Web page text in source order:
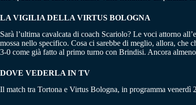
LA VIGILIA DELLA VIRTUS BOLOGNA
Sarà l’ultima cavalcata di coach Scariolo? Le voci attorno
mossa nello specifico. Cosa ci sarebbe di meglio, allora, che
3-0 come già fatto al primo turno con Brindisi. Ancora
DOVE VEDERLA IN TV
Il match tra Tortona e Virtus Bologna, in programma venerdì